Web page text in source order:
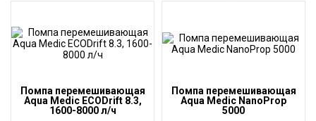
Помпа перемешивающая
Aqua Medic ECODrift 8.3,
1600-8000 л/ч
Помпа перемешивающая
Aqua Medic NanoProp
5000